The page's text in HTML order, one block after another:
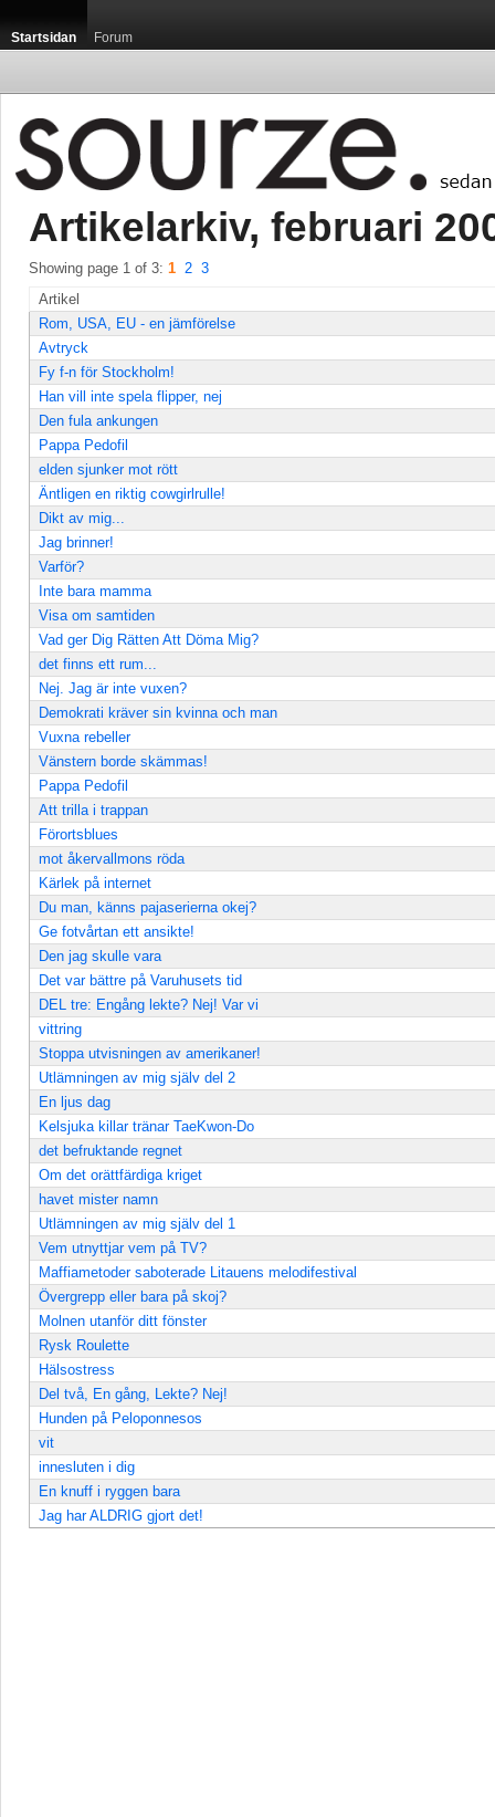
Startsidan Forum
Artikelarkiv, februari
Showing page 1 of 3: 1 2 3
Artikel
Rom, USA, EU - en jämförelse
Avtryck
Fy f-n för Stockholm!
Han vill inte spela flipper, nej
Den fula ankungen
Pappa Pedofil
elden sjunker mot rött
Äntligen en riktig cowgirlrulle!
Dikt av mig...
Jag brinner!
Varför?
Inte bara mamma
Visa om samtiden
Vad ger Dig Rätten Att Döma Mig?
det finns ett rum...
Nej. Jag är inte vuxen?
Demokrati kräver sin kvinna och man
Vuxna rebeller
Vänstern borde skämmas!
Pappa Pedofil
Att trilla i trappan
Förortsblues
mot åkervallmons röda
Kärlek på internet
Du man, känns pajaserierna okej?
Ge fotvårtan ett ansikte!
Den jag skulle vara
Det var bättre på Varuhusets tid
DEL tre: Engång lekte? Nej! Var vi
vittring
Stoppa utvisningen av amerikaner!
Utlämningen av mig själv del 2
En ljus dag
Kelsjuka killar tränar TaeKwon-Do
det befruktande regnet
Om det orättfärdiga kriget
havet mister namn
Utlämningen av mig själv del 1
Vem utnyttjar vem på TV?
Maffiametoder saboterade Litauens melodifestival
Övergrepp eller bara på skoj?
Molnen utanför ditt fönster
Rysk Roulette
Hälsostress
Del två, En gång, Lekte? Nej!
Hunden på Peloponnesos
vit
innesluten i dig
En knuff i ryggen bara
Jag har ALDRIG gjort det!